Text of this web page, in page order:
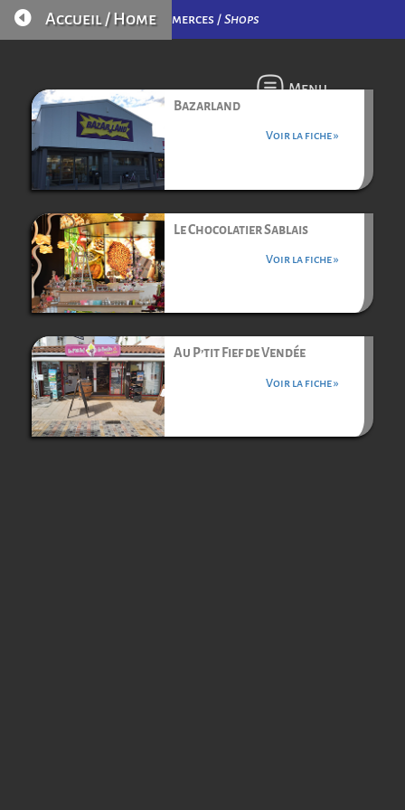
Commerces /Shops
 Accueil / Home
Menu
Bazarland
Voir la fiche »
Le Chocolatier Sablais
Voir la fiche »
Au P’tit Fief de Vendée
Voir la fiche »